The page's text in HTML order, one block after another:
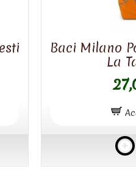
Baci Milano
La